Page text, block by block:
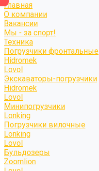
Главная
О компании
Вакансии
Мы - за спорт!
Техника
Погрузчики фронтальные
Hidromek
Lovol
Экскаваторы-погрузчики
Hidromek
Lovol
Минипогрузчики
Lonking
Погрузчики вилочные
Lonking
Lovol
Бульдозеры
Zoomlion